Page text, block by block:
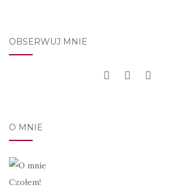
OBSERWUJ MNIE
O MNIE
Czołem!